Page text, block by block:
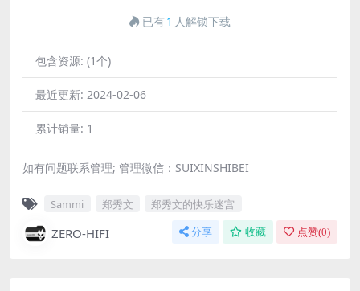
已有1 人解锁下载
包含资源: (1个)
最近更新: 2024-02-06
累计销量: 1
如有问题联系管理; 管理微信：SUIXINSHIBEI
Sammi 郑秀文 郑秀文的快乐迷宫
ZERO-HIFI 分享 收藏 点赞(0)